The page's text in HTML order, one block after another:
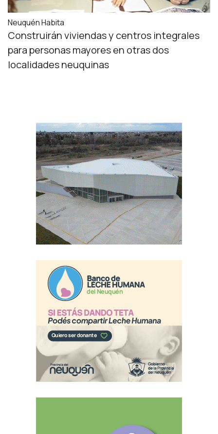
Neuquén Habita
Construirán viviendas y centros integrales
para personas mayores en otras dos
localidades neuquinas